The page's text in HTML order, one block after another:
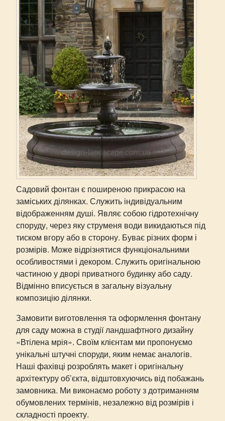
Садовий фонтан є поширеною прикрасою на
заміських ділянках. Служить індивідуальним
відображенням душі. Являє собою гідротехнічну
споруду, через яку струменя води викидаються під
тиском вгору або в сторону. Буває різних форм і
розмірів. Може відрізнятися функціональними
особливостями і декором. Служить оригінальною
частиною у дворі приватного будинку або саду.
Відмінно вписується в загальну візуальну
композицію ділянки.
Замовити виготовлення та оформлення фонтану
для саду можна в студії ландшафтного дизайну
«Втілена мрія». Своїм клієнтам ми пропонуємо
унікальні штучні споруди, яким немає аналогів.
Наші фахівці розроблять макет і оригінальну
архітектуру об’єкта, відштовхуючись від побажань
замовника. Ми виконаємо роботу з дотриманням
обумовлених термінів, незалежно від розмірів і
складності проекту.